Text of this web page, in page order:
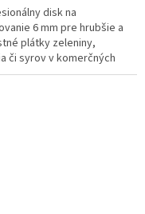
disk na
6 mm pre hrubšie a
plátky zeleniny,
či syrov v komerčných
Zabezpečuje